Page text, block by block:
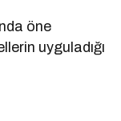
öne
uyguladığı